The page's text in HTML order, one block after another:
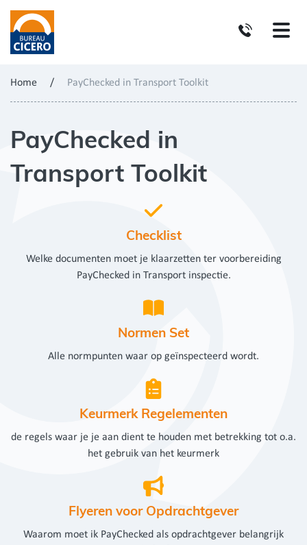
Home / PayChecked in Transport Toolkit
PayChecked in
Transport Toolkit
Checklist
Welke documenten moet je klaarzetten ter voorbereiding
PayChecked in Transport inspectie.
Normen Set
Alle normpunten waar op geïnspecteerd wordt.
Keurmerk Regelementen
de regels waar je je aan dient te houden met betrekking tot o.a.
het gebruik van het keurmerk
Flyeren voor Opdrachtgever
Waarom moet ik PayChecked als opdrachtgever belangrijk